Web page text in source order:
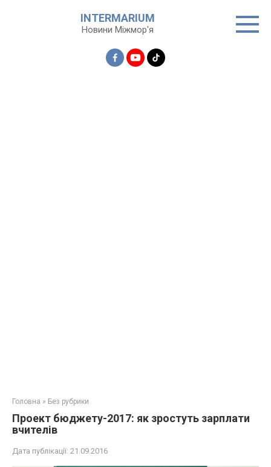
INTERMARIUM
Новини Міжмор'я
Головна » Без рубрики
Проект бюджету-2017: як зростуть зарплати
вчителів
Дата публікації: 21.09.2016